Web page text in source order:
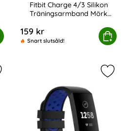
Orange/Grå
Fitbit Charge 4/3 Silikon
Träningsarmband Mörk
159 kr
Snart slutsåld!
Köp
Charge 4/3 Silikon
fitbit Charge 4/3 Silikon